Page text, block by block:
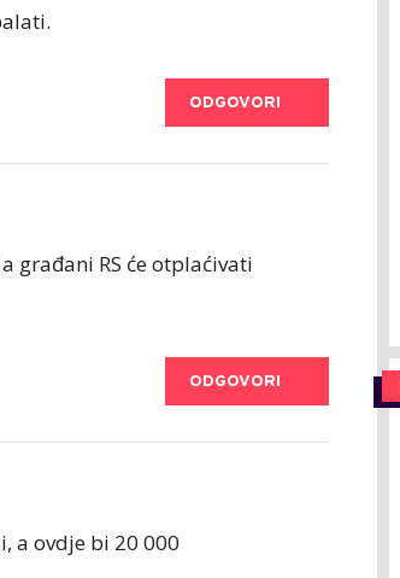
ODGOVORI
građani RS će otplaćivati
ODGOVORI
a ovdje bi 20 000